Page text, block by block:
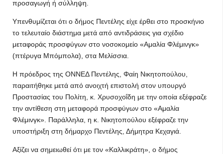
προσαγωγή ή σύλληψη.
Υπενθυμίζεται ότι ο δήμος Πεντέλης είχε έρθει στο προσκήνιο
το τελευταίο διάστημα μετά από αντιδράσεις για σχέδιο
μεταφοράς προσφύγων στο νοσοκομείο «Αμαλία Φλέμινγκ»
(πτέρυγα Μπόμπολα), στα Μελίσσια.
Η πρόεδρος της ΟΝΝΕΔ Πεντέλης, Φαίη Νικητοπούλου,
παραιτήθηκε μετά από ανοιχτή επιστολή στον υπουργό
Προστασίας του Πολίτη, κ. Χρυσοχοΐδη με την οποία εξέφραζε
την αντίθεση στη μεταφορά προσφύγων στο «Αμαλία
Φλέμινγκ». Παράλληλα, η κ. Νικητοπούλου εξέφραζε την
υποστήριξη στη δήμαρχο Πεντέλης, Δήμητρα Κεχαγιά.
Αξίζει να σημειωθεί ότι με τον «Καλλικράτη», ο δήμος